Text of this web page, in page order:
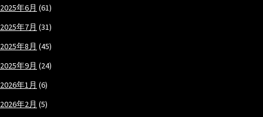
2025年6月 (61)
2025年7月 (31)
2025年8月 (45)
2025年9月 (24)
2026年1月 (6)
2026年2月 (5)